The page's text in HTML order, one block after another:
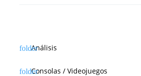
Análisis
Consolas / Videojuegos